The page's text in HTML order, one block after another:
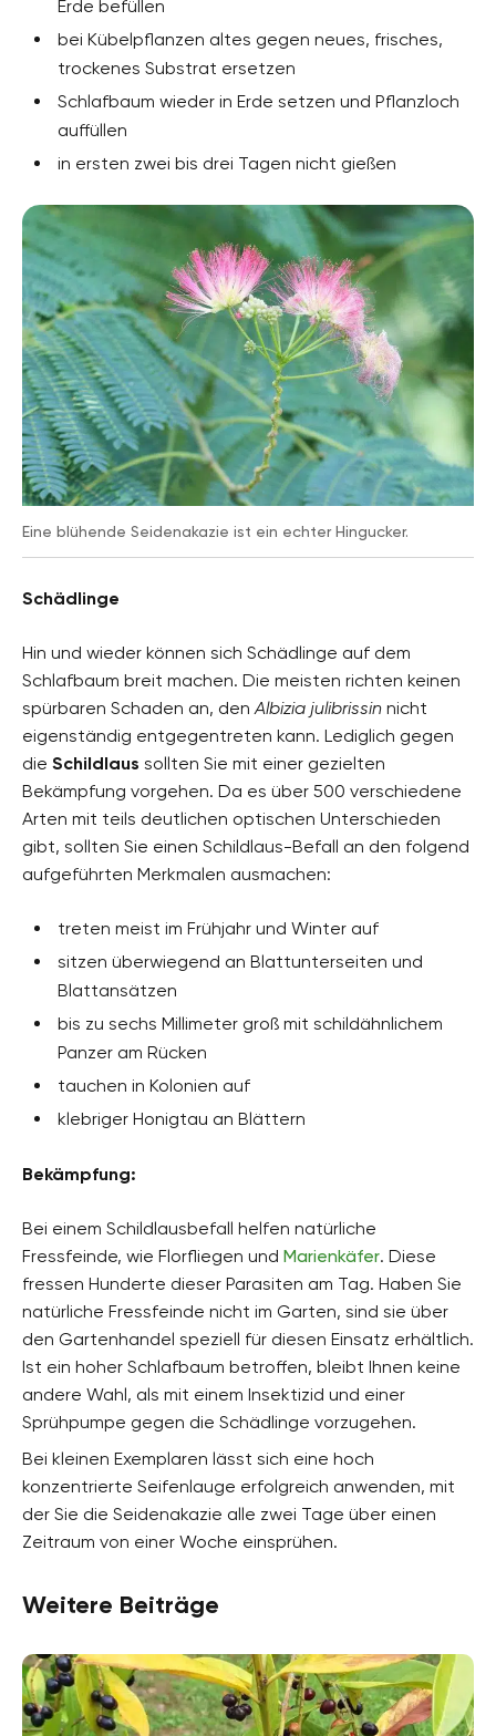
Erde befüllen
bei Kübelpflanzen altes gegen neues, frisches,
trockenes Substrat ersetzen
Schlafbaum wieder in Erde setzen und Pflanzloch
auffüllen
in ersten zwei bis drei Tagen nicht gießen
Eine blühende Seidenakazie ist ein echter Hingucker.
Schädlinge
Hin und wieder können sich Schädlinge auf dem
Schlafbaum breit machen. Die meisten richten keinen
spürbaren Schaden an, denAlbizia julibrissin nicht
eigenständig entgegentreten kann. Lediglich gegen
die Schildlaus sollten Sie mit einer gezielten
Bekämpfung vorgehen. Da es über 500 verschiedene
Arten mit teils deutlichen optischen Unterschieden
gibt, sollten Sie einen Schildlaus-Befall an den folgend
aufgeführten Merkmalen ausmachen:
treten meist im Frühjahr und Winter auf
sitzen überwiegend an Blattunterseiten und
Blattansätzen
bis zu sechs Millimeter groß mit schildähnlichem
Panzer am Rücken
tauchen in Kolonien auf
klebriger Honigtau an Blättern
Bekämpfung:
Bei einem Schildlausbefall helfen natürliche
Fressfeinde, wie Florfliegen und Marienkäfer. Diese
fressen Hunderte dieser Parasiten am Tag. Haben Sie
natürliche Fressfeinde nicht im Garten, sind sie über
den Gartenhandel speziell für diesen Einsatz erhältlich.
Ist ein hoher Schlafbaum betroffen, bleibt Ihnen keine
andere Wahl, als mit einem Insektizid und einer
Sprühpumpe gegen die Schädlinge vorzugehen.
Bei kleinen Exemplaren lässt sich eine hoch
konzentrierte Seifenlauge erfolgreich anwenden, mit
der Sie die Seidenakazie alle zwei Tage über einen
Zeitraum von einer Woche einsprühen.
Weitere Beiträge